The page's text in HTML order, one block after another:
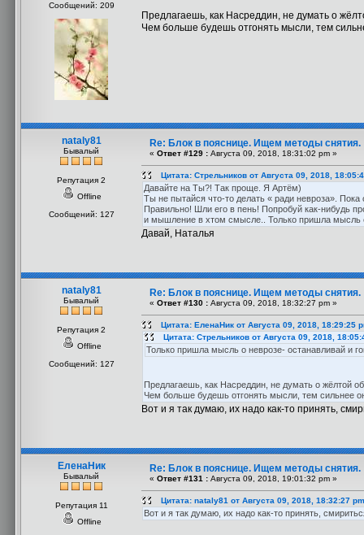
Сообщений: 209
Предлагаешь, как Насреддин, не думать о
Чем больше будешь отгонять мысли, тем
nataly81
Бывалый
Репутация 2
Offline
Сообщений: 127
Re: Блок в пояснице. Ищем методы снятия.
« Ответ #129 : Августа 09, 2018, 18:31:02 pm »
Цитата: Стрельников от Августа 09, 2018,
Давайте на Ты?! Так проще. Я Артём)
Ты не пытайся что-то делать « ради невроза». Пока
Правильно! Шли его в пень! Попробуй как-нибудь
и мышление в хтом смысле.. Только пришла мысль
Давай, Наталья
nataly81
Бывалый
Репутация 2
Offline
Сообщений: 127
Re: Блок в пояснице. Ищем методы снятия.
« Ответ #130 : Августа 09, 2018, 18:32:27 pm »
Цитата: ЕленаНик от Августа 09, 2018, 18:29:25
Цитата: Стрельников от Августа 09, 2018,
Только пришла мысль о неврозе- останавливай и
Предлагаешь, как Насреддин, не думать о жёлтой
Чем больше будешь отгонять мысли, тем сильнее
Вот и я так думаю, их надо как-то принять,
ЕленаНик
Бывалый
Репутация 11
Offline
Re: Блок в пояснице. Ищем методы снятия.
« Ответ #131 : Августа 09, 2018, 19:01:32 pm »
Цитата: nataly81 от Августа 09, 2018, 18:32:27 pm
Вот и я так думаю, их надо как-то принять,